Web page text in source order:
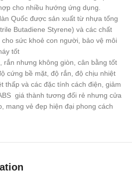
cho nhiều hướng ứng dụng.
Quốc được sản xuất từ nhựa tổng
Butadiene Styrene) và các chất
sức khoẻ con người, bảo vệ môi
tốt
rắn nhưng không giòn, cân bằng tốt
cứng bề mặt, độ rắn, độ chịu nhiệt
thấp và các đặc tính cách điện, giảm
giá thành tương đối rẻ nhưng cửa
mang vẻ đẹp hiện đại phong cách
nhựa thông hợp tính cho bề mặt